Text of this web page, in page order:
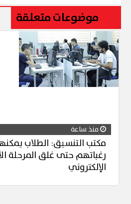
موضوعات متعلقة
منذ ساعة
مكتب التنسيق: الطلاب
رغباتهم حتى غلق المرحلة
الإلكتروني
ينعش سياحة اليوم الواحد
وبورفؤاد